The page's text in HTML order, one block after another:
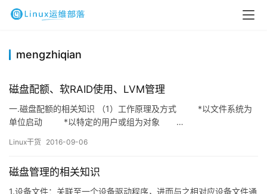
mengzhiqian
磁盘配额、软RAID使用、LVM管理
一.磁盘配额的相关知识 （1）工作原理及方式 *以文件系统为
单位启动 *以特定的用户或组为对象 …
Linux干货 2016-09-06
磁盘管理的相关知识
1.设备文件：关联至一个设备驱动程序，进而与之相对应设备文件通